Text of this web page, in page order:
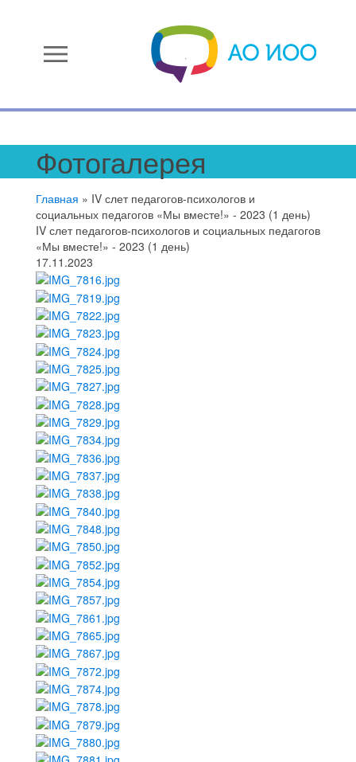
menu
Фотогалерея
Главная » IV слет педагогов-психологов и
социальных педагогов «Мы вместе!» - 2023 (1 день)
IV слет педагогов-психологов и социальных педагогов
«Мы вместе!» - 2023 (1 день)
17.11.2023